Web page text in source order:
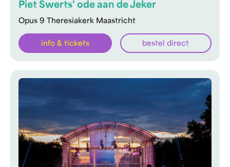
Opus 9 Theresiakerk Maastricht
Piet Swerts' ode aan de Jeker
info & tickets bestel direct